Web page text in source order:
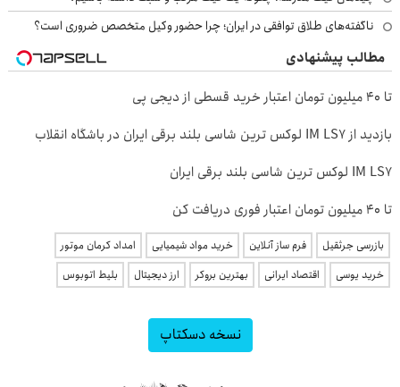
ناگفته‌های طلاق توافقی در ایران؛ چرا حضور وکیل متخصص ضروری است؟
مطالب پیشنهادی
تا ۴۰ میلیون تومان اعتبار خرید قسطی از دیجی پی
بازدید از IM LS7 لوکس ترین شاسی بلند برقی ایران در باشگاه انقلاب
IM LS7 لوکس ترین شاسی بلند برقی ایران
تا 40 میلیون تومان اعتبار فوری دریافت کن
بازرسی جرثقیل فرم ساز آنلاین خرید مواد شیمیایی
امداد کرمان موتور
خرید یوسی
اقتصاد ایرانی بهترین بروکر ارز دیجیتال بلیط اتوبوس
نسخه دسکتاپ